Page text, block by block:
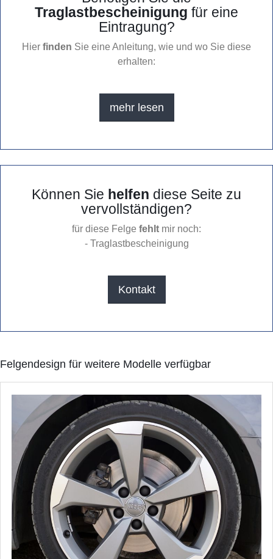
Traglastbescheinigung für eine
Eintragung?
Hier finden Sie eine Anleitung, wie und wo Sie diese
erhalten:
mehr lesen
Können Sie helfen diese Seite zu
vervollständigen?
für diese Felge fehlt mir noch:
- Traglastbescheinigung
Kontakt
Felgendesign für weitere Modelle verfügbar